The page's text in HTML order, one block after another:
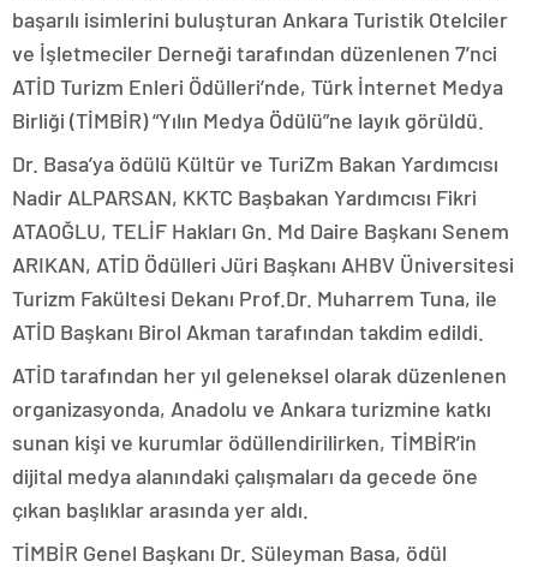
başarılı isimlerini buluşturan Ankara Turistik Otelciler
ve İşletmeciler Derneği tarafından düzenlenen 7’nci
ATİD Turizm Enleri Ödülleri’nde, Türk İnternet Medya
Birliği (TİMBİR) “Yılın Medya Ödülü”ne layık görüldü.
Dr. Basa’ya ödülü Kültür ve TuriZm Bakan Yardımcısı
Nadir ALPARSAN, KKTC Başbakan Yardımcısı Fikri
ATAOĞLU, TELİF Hakları Gn. Md Daire Başkanı Senem
ARIKAN, ATİD Ödülleri Jüri Başkanı AHBV Üniversitesi
Turizm Fakültesi Dekanı Prof.Dr. Muharrem Tuna, ile
ATİD Başkanı Birol Akman tarafından takdim edildi.
ATİD tarafından her yıl geleneksel olarak düzenlenen
organizasyonda, Anadolu ve Ankara turizmine katkı
sunan kişi ve kurumlar ödüllendirilirken, TİMBİR’in
dijital medya alanındaki çalışmaları da gecede öne
çıkan başlıklar arasında yer aldı.
TİMBİR Genel Başkanı Dr. Süleyman Basa, ödül